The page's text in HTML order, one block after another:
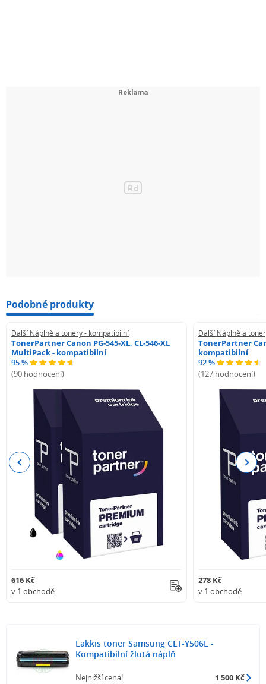
Podobné produkty
Další Náplně a tonery - kompatibilní
TonerPartner Canon PG-545-XL, CL-546-XL
MultiPack - kompatibilní
95 %
(90 hodnocení)
616 Kč
v 1 obchodě
Další Náplně a
TonerPartner
kompatibilní
92 %
(127 hodnocení)
278 Kč
v 1 obchodě
Previous Next
Lakkis toner Samsung CLT-Y506L -
Kompatibilní žlutá náplň
Nejnižší cena! 1 500 Kč